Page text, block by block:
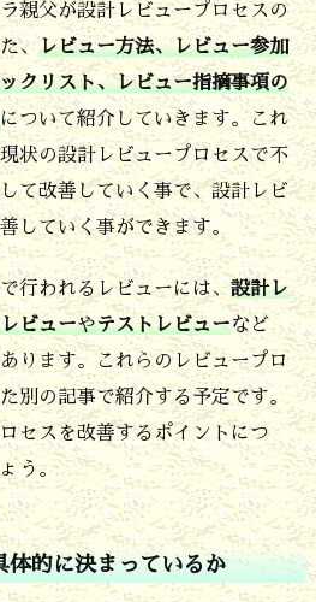
親父が設計レビュープロセスの
、 レビュー方法、レビュー参加
クリスト、レビュー指摘事項の
について紹介していきます。これ
状の設計レビュープロセスで不
て改善していく事で、設計レビ
していく事ができます。
行われるレビューには、 設計レ
ビューやテストレビューなど
ります。これらのレビュープロ
別の記事で紹介する予定です。
セスを改善するポイントにつ
う。
体的に決まっているか